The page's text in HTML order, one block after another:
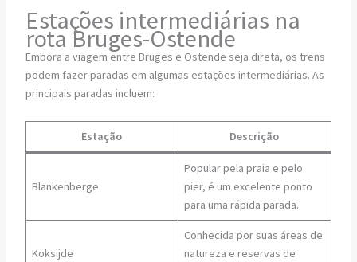
Estações intermediárias na
rota Bruges-Ostende
Embora a viagem entre Bruges e Ostende seja direta, os trens
podem fazer paradas em algumas estações intermediárias. As
principais paradas incluem:
Estação Descrição
Blankenberge
Popular pela praia e pelo
pier, é um excelente ponto
para uma rápida parada.
Koksijde
Conhecida por suas áreas de
natureza e reservas de